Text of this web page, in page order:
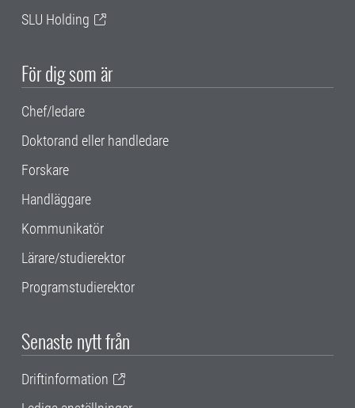
SLU Holding
För dig som är
Chef/ledare
Doktorand eller handledare
Forskare
Handläggare
Kommunikatör
Lärare/studierektor
Programstudierektor
Senaste nytt från
Driftinformation